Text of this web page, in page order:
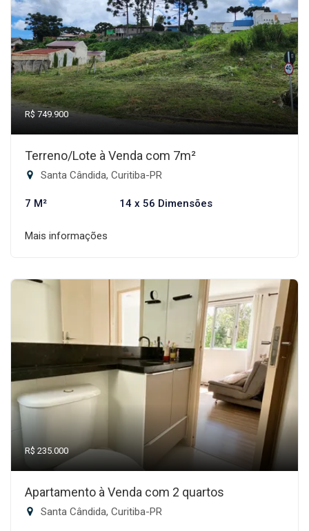
R$ 749.900
Terreno/Lote à Venda com 7m²
Santa Cândida, Curitiba-PR
7 M² 14 x 56 Dimensões
Mais informações
R$ 235.000
Apartamento à Venda com 2 quartos
Santa Cândida, Curitiba-PR